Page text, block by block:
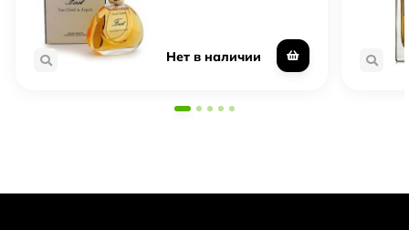
Нет в наличии